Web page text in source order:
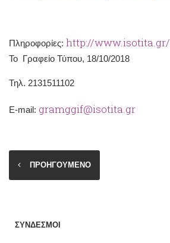
Πληροφορίες: http://www.isotita.gr/
Το Γραφείο Τύπου, 18/10/2018
Τηλ. 2131511102
Ε-mail: gramggif@isotita.gr
ΠΡΟΗΓΟΥΜΕΝΟ
ΣΥΝΔΕΣΜΟΙ